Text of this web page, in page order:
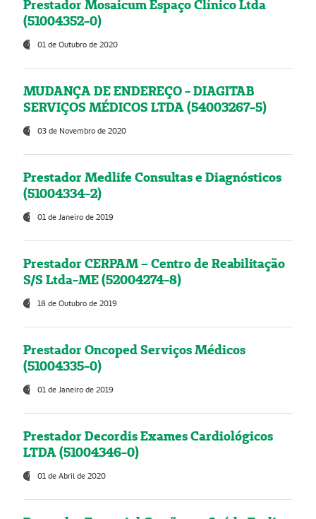
Prestador Mosaicum Espaço Clínico Ltda
(51004352-0)
01 de Outubro de 2020
MUDANÇA DE ENDEREÇO - DIAGITAB
SERVIÇOS MÉDICOS LTDA (54003267-5)
03 de Novembro de 2020
Prestador Medlife Consultas e Diagnósticos
(51004334-2)
01 de Janeiro de 2019
Prestador CERPAM – Centro de Reabilitação
S/S Ltda-ME (52004274-8)
18 de Outubro de 2019
Prestador Oncoped Serviços Médicos
(51004335-0)
01 de Janeiro de 2019
Prestador Decordis Exames Cardiológicos
LTDA (51004346-0)
01 de Abril de 2020